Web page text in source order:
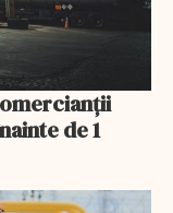
de 1